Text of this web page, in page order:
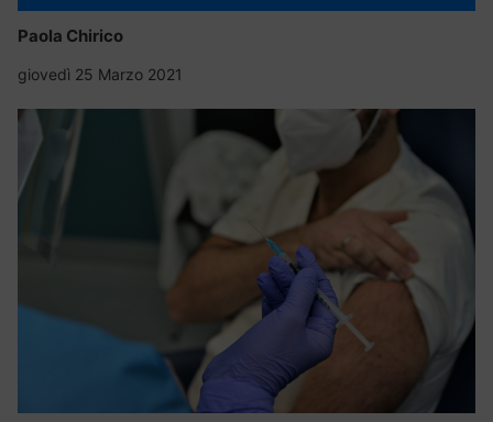
Paola Chirico
giovedì 25 Marzo 2021